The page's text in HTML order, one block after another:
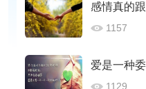
感情真的
1157
爱是一种
1129